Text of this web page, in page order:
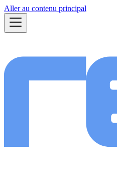
Aller au contenu principal